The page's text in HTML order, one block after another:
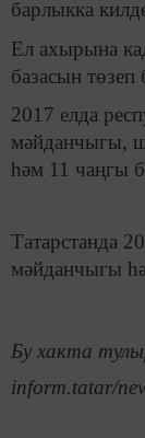
барлыкка
Ел ахырына
базасын
2017 елда
мәйданчыгы,
һәм 11 чаңгы
Татарстанда
мәйданчыгы
Бу хакта
inform.tatar/